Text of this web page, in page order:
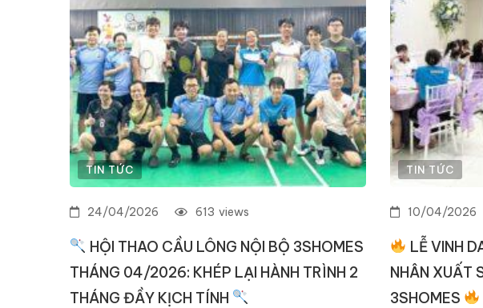
TIN TỨC
24/04/2026 views
613
HỘI THAO CẦU LÔNG NỘI BỘ 3SHOMES
THÁNG 04/2026: KHÉP LẠI HÀNH TRÌNH 2
THÁNG ĐẦY KỊCH TÍNH
TIN TỨC
10/04/2026
LỄ VINH
NHÂN XUẤT
3SHOMES